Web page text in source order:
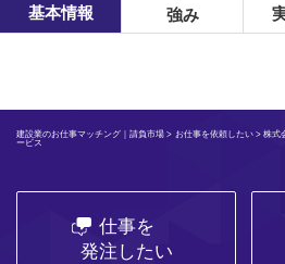
基本情報 強み
建設業のお仕事マッチング｜請負市場 > お仕事を依頼したい> 株式
ービス
仕事を
発注したい